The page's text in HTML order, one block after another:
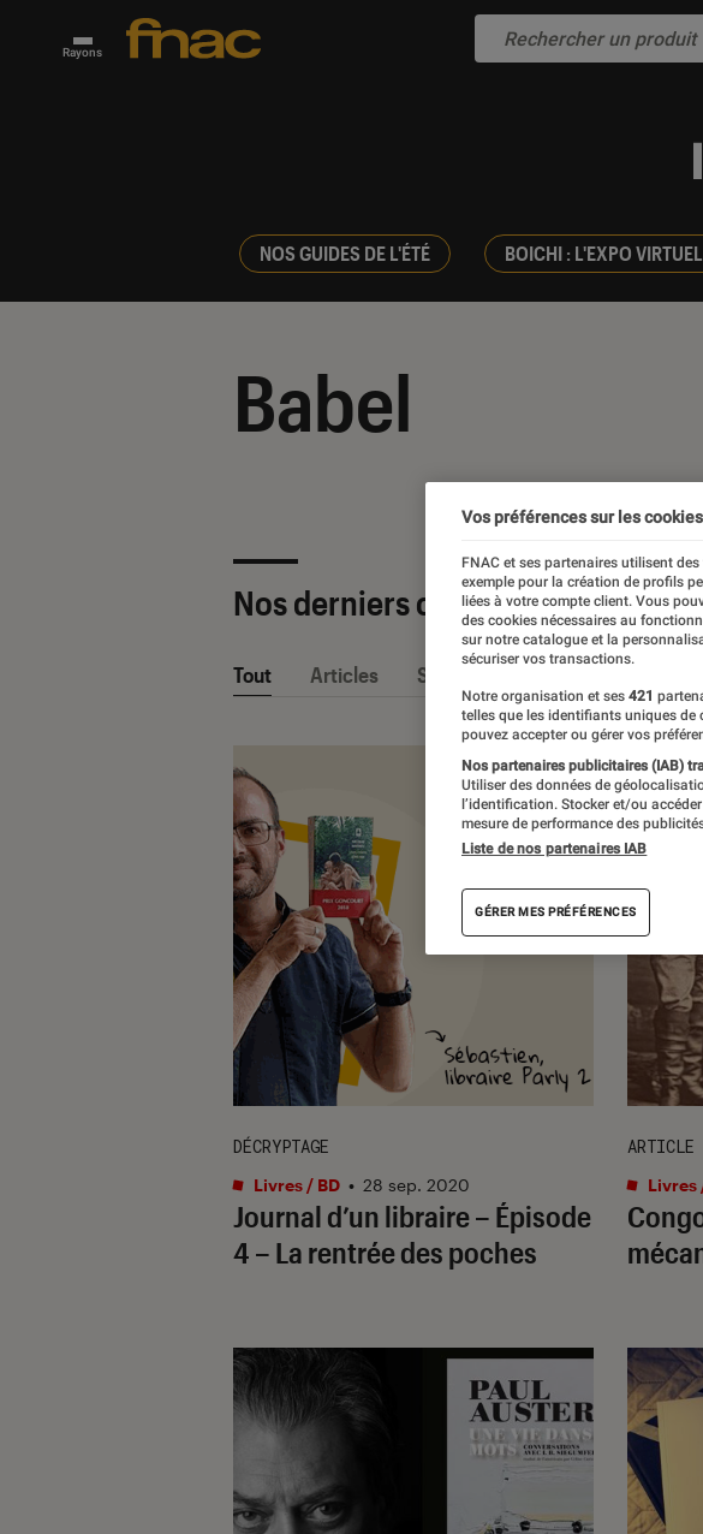
Rayons
NOS GUIDES DE L'ÉTÉ BOICHI : L'EXPO
Babel
Nos derniers contenus
Tout Articles Sélections et guides
Journal d’un libraire – Épisode
4 – La rentrée des poches
DÉCRYPTAGE
Livres / BD • 28 sep. 2020
ARTICLE
Livres
Vos préférences sur les cookies
FNAC et ses partenaires utilisent
exemple pour la création de profils
liées à votre compte client. Vous
des cookies nécessaires au
sur notre catalogue et la
sécuriser vos transactions.
Notre organisation et ses 421
telles que les identifiants uniques de
pouvez accepter ou gérer vos
Nos partenaires publicitaires (IAB)
Utiliser des données de
l’identification. Stocker et/ou
mesure de performance des
Liste de nos partenaires IAB
GÉRER MES PRÉFÉRENCES